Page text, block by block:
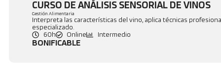
CURSO DE ANÁLISIS SENSORIAL DE VINOS
Gestión Alimentaria
Interpreta las características del vino, aplica técnicas
especializado.
60h
Online Intermedio
BONIFICABLE